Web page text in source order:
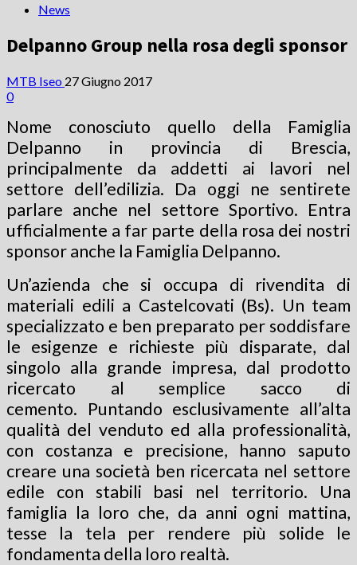
News
Delpanno Group nella rosa degli sponsor
MTB Iseo 27 Giugno 2017
0
Nome conosciuto quello della Famiglia
Delpanno in provincia di Brescia,
principalmente da addetti ai lavori nel
settore dell’edilizia. Da oggi ne sentirete
parlare anche nel settore Sportivo. Entra
ufficialmente a far parte della rosa dei nostri
sponsor anche la Famiglia Delpanno.
Un’azienda che si occupa di rivendita di
materiali edili a Castelcovati (Bs). Un team
specializzato e ben preparato per soddisfare
le esigenze e richieste più disparate, dal
singolo alla grande impresa, dal prodotto
ricercato al semplice sacco di
cemento. Puntando esclusivamente all’alta
qualità del venduto ed alla professionalità,
con costanza e precisione, hanno saputo
creare una società ben ricercata nel settore
edile con stabili basi nel territorio. Una
famiglia la loro che, da anni ogni mattina,
tesse la tela per rendere più solide le
fondamenta della loro realtà.